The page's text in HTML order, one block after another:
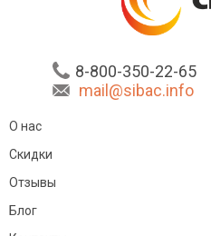
8-800-350-22-65
mail@sibac.info
О нас
Скидки
Отзывы
Блог